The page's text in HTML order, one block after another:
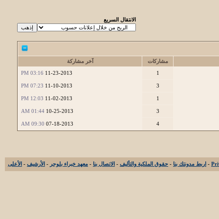
الانتقال السريع
مشاركات
آخر مشاركة
1
11-23-2013
03:16 PM
3
11-10-2013
07:23 PM
1
11-02-2013
12:03 PM
3
10-25-2013
01:44 AM
4
07-18-2013
09:30 AM
- اربط مدونتك بنا - حقوق الملكية والتأليف - الاتصال بنا - معهد خبراء بلوجر - الأرشيف - الأعلى